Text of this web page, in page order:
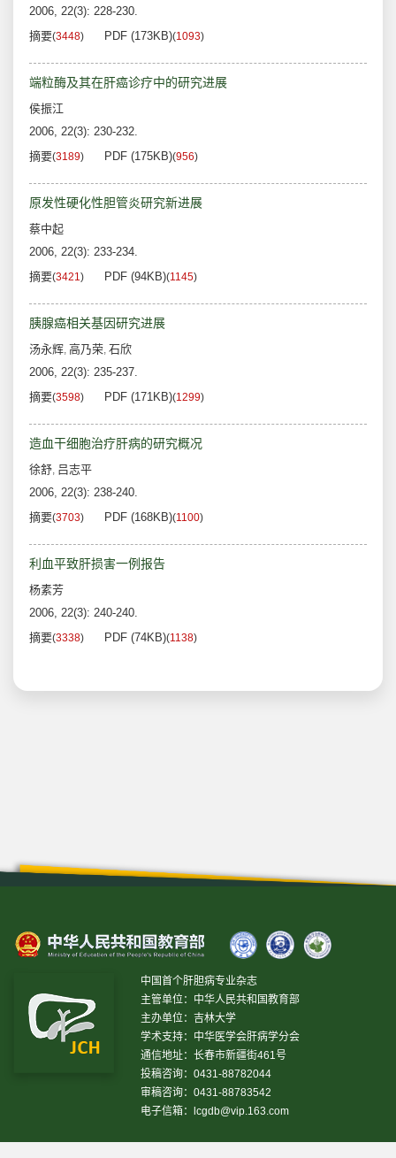
2006, 22(3): 228-230.
摘要(3448) PDF (173KB)(1093)
端粒酶及其在肝癌诊疗中的研究进展
侯振江
2006, 22(3): 230-232.
摘要(3189) PDF (175KB)(956)
原发性硬化性胆管炎研究新进展
蔡中起
2006, 22(3): 233-234.
摘要(3421) PDF (94KB)(1145)
胰腺癌相关基因研究进展
汤永辉, 高乃荣, 石欣
2006, 22(3): 235-237.
摘要(3598) PDF (171KB)(1299)
造血干细胞治疗肝病的研究概况
徐舒, 吕志平
2006, 22(3): 238-240.
摘要(3703) PDF (168KB)(1100)
利血平致肝损害一例报告
杨素芳
2006, 22(3): 240-240.
摘要(3338) PDF (74KB)(1138)
中国首个肝胆病专业杂志
主管单位：中华人民共和国教育部
主办单位：吉林大学
学术支持：中华医学会肝病学分会
通信地址：长春市新疆街461号
投稿咨询：0431-88782044
审稿咨询：0431-88783542
电子信箱：
lcgdb@vip.163.com